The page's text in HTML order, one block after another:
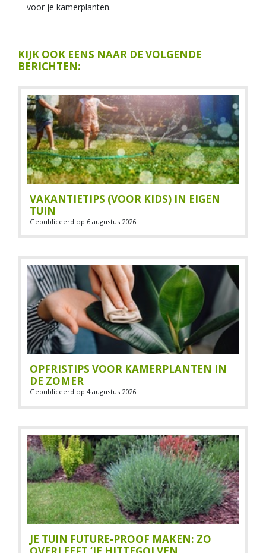
voor je kamerplanten.
KIJK OOK EENS NAAR DE VOLGENDE
BERICHTEN:
VAKANTIETIPS (VOOR KIDS) IN EIGEN
TUIN
Gepubliceerd op 6 augustus 2026
OPFRISTIPS VOOR KAMERPLANTEN IN
DE ZOMER
Gepubliceerd op 4 augustus 2026
JE TUIN FUTURE-PROOF MAKEN: ZO